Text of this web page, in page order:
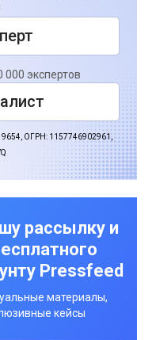
000 экспертов
ОГРН: 1157746902961,
рассылку и
Pressfeed
материалы,
кейсы